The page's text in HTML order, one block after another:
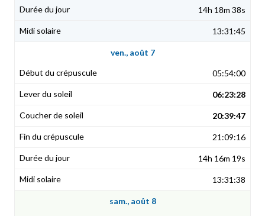
14h 18m 38s
13:31:45
ven., août 7
05:54:00
06:23:28
20:39:47
21:09:16
14h 16m 19s
13:31:38
sam., août 8